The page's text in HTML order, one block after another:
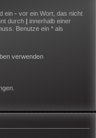
ein - vor ein Wort, das nicht
durch | innerhalb einer
Benutze ein * als
verwenden